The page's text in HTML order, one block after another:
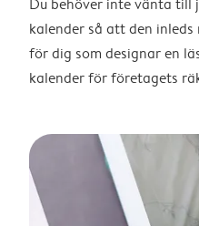
Du behöver inte vänta till
kalender så att den
för dig som designar en
kalender för företagets